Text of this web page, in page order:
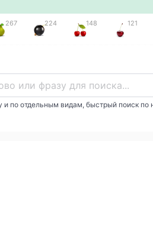
267 224 148 121
и по отдельным видам, быстрый поиск по